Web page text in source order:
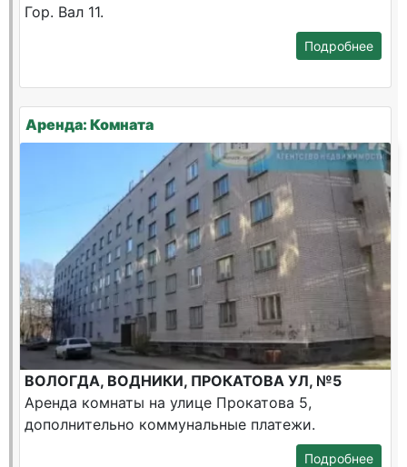
Гор. Вал 11.
Подробнее
Аренда: Комната
ВОЛОГДА, ВОДНИКИ, ПРОКАТОВА УЛ, №5
Аренда комнаты на улице Прокатова 5,
дополнительно коммунальные платежи.
Подробнее